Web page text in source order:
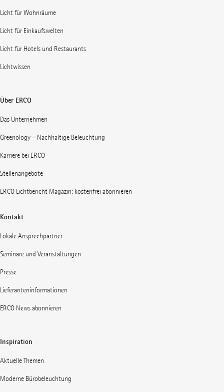
Licht für Wohnräume
Licht für Einkaufswelten
Licht für Hotels und Restaurants
Lichtwissen
Über ERCO
Das Unternehmen
Greenology – Nachhaltige Beleuchtung
Karriere bei ERCO
Stellenangebote
ERCO Lichtbericht Magazin: kostenfrei abonnieren
Kontakt
Lokale Ansprechpartner
Seminare und Veranstaltungen
Presse
Lieferanteninformationen
ERCO News abonnieren
Inspiration
Aktuelle Themen
Moderne Bürobeleuchtung